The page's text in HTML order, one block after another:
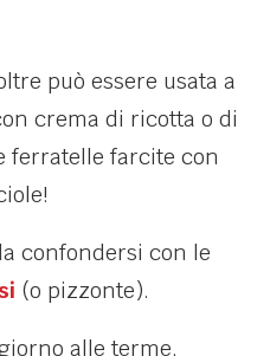
può essere usata a
crema di ricotta o di
ferratelle farcite con
confondersi con le
(o pizzonte).
alle terme,